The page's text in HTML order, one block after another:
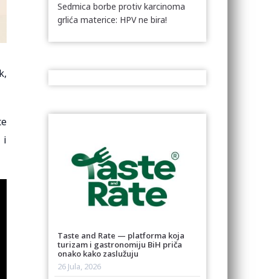
i
Sedmica borbe protiv karcinoma
grlića materice: HPV ne bira!
Taste and Rate — platforma koja
turizam i gastronomiju BiH priča
onako kako zaslužuju
26 Jula, 2026